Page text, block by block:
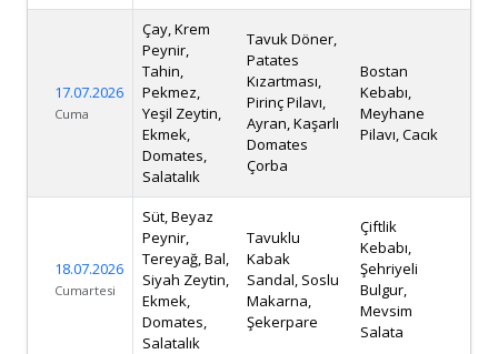
17.07.2026
Cuma
Çay, Krem
Peynir,
Tahin,
Pekmez,
Yeşil Zeytin,
Ekmek,
Domates,
Salatalık
Tavuk Döner,
Patates
Kızartması,
Pirinç Pilavı,
Ayran, Kaşarlı
Domates
Çorba
Bostan
Kebabı,
Meyhane
Pilavı, Cacık
18.07.2026
Cumartesi
Süt, Beyaz
Peynir,
Tereyağ, Bal,
Siyah Zeytin,
Ekmek,
Domates,
Salatalık
Tavuklu
Kabak
Sandal, Soslu
Makarna,
Şekerpare
Çiftlik
Kebabı,
Şehriyeli
Bulgur,
Mevsim
Salata